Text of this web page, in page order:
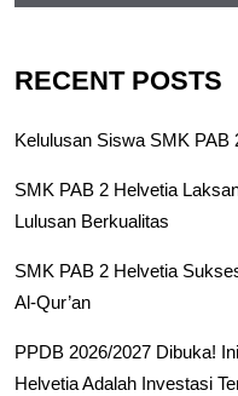
RECENT POSTS
Kelulusan Siswa SMK PAB
SMK PAB 2 Helvetia
Lulusan Berkualitas
SMK PAB 2 Helvetia
Al-Qur’an
PPDB 2026/2027 Dibuka!
Helvetia Adalah Investasi